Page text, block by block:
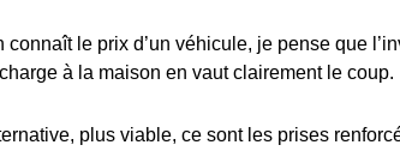
le prix d’un véhicule, je pense que
à la maison en vaut clairement le coup.
plus viable, ce sont les prises